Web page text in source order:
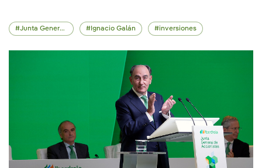
Junta General de Accionistas Ignacio Galán inversiones